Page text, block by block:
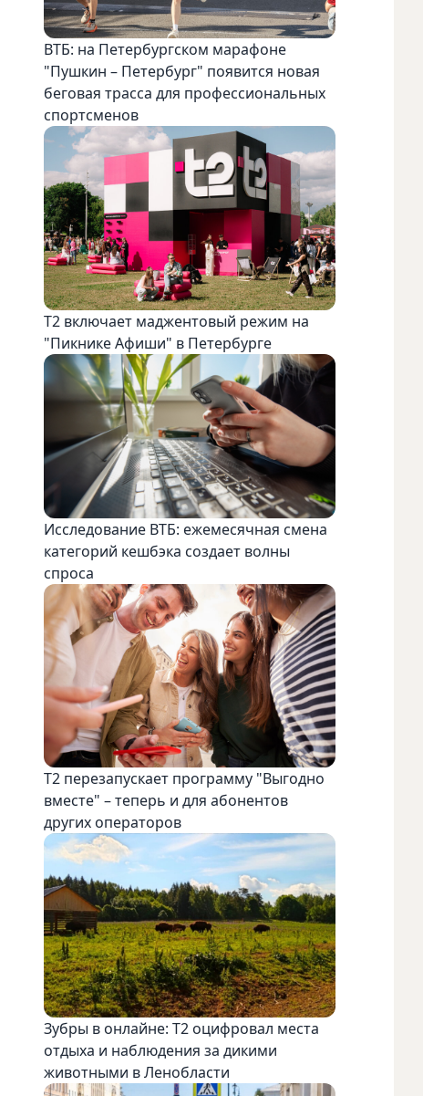
ВТБ: на Петербургском марафоне
"Пушкин – Петербург" появится новая
беговая трасса для профессиональных
спортсменов
Т2 включает маджентовый режим на
"Пикнике Афиши" в Петербурге
Исследование ВТБ: ежемесячная смена
категорий кешбэка создает волны
спроса
Т2 перезапускает программу "Выгодно
вместе" – теперь и для абонентов
других операторов
Зубры в онлайне: Т2 оцифровал места
отдыха и наблюдения за дикими
животными в Ленобласти